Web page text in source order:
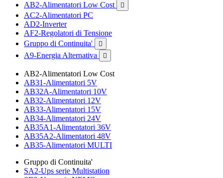
AB2-Alimentatori Low Cost

AC2-Alimentatori PC
AD2-Inverter
AF2-Regolatori di Tensione
Gruppo di Continuita'

A9-Energia Alternativa 
AB2-Alimentatori Low Cost
AB31-Alimentatori 5V
AB32A-Alimentatori 10V
AB32-Alimentatori 12V
AB33-Alimentatori 15V
AB34-Alimentatori 24V
AB35A1-Alimentatori 36V
AB35A2-Alimentatori 48V
AB35-Alimentatori MULTI
Gruppo di Continuita'
SA2-Ups serie Multistation